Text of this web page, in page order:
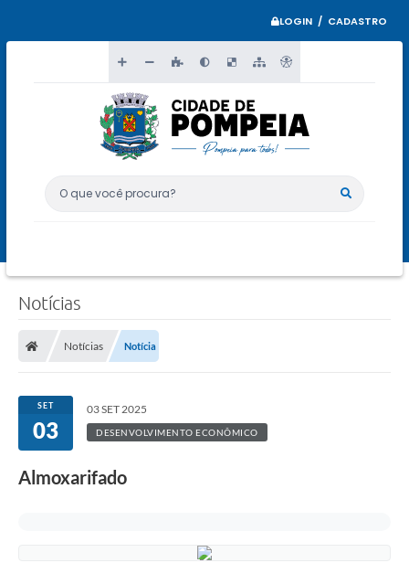
LOGIN / CADASTRO
O que você procura?
Notícias
Notícias Notícia
SET
03
03 SET 2025
DESENVOLVIMENTO ECONÔMICO
Almoxarifado